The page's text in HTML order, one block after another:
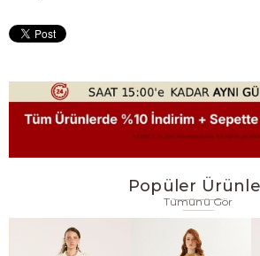
Popüler
Tümünü Gör